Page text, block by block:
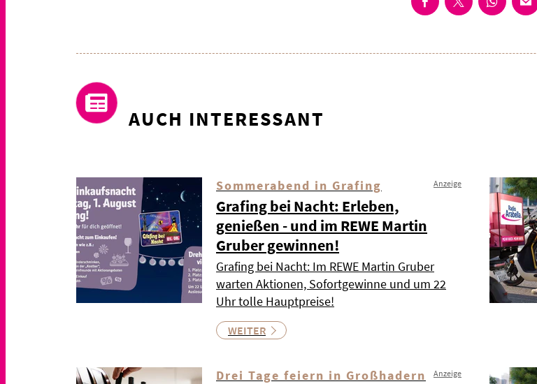
AUCH INTERESSANT
Sommerabend in Grafing Anzeige
Grafing bei Nacht: Erleben,
genießen - und im REWE Martin
Gruber gewinnen!
Grafing bei Nacht: Im REWE Martin Gruber
warten Aktionen, Sofortgewinne und um 22
Uhr tolle Hauptpreise!
WEITER
Drei Tage feiern in Großhadern Anzeige